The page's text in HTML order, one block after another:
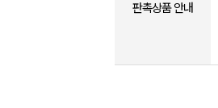
판촉상품 안내